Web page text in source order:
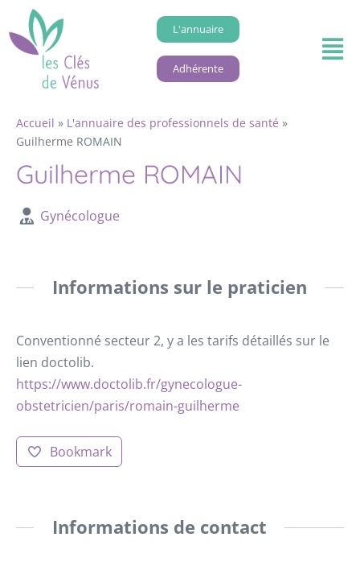
L'annuaire
Adhérente
Accueil » L'annuaire des professionnels de santé »
Guilherme ROMAIN
Guilherme ROMAIN
Gynécologue
Informations sur le praticien
Conventionné secteur 2, y a les tarifs détaillés sur le
lien doctolib.
https://www.doctolib.fr/gynecologue-
obstetricien/paris/romain-guilherme
Bookmark
Informations de contact